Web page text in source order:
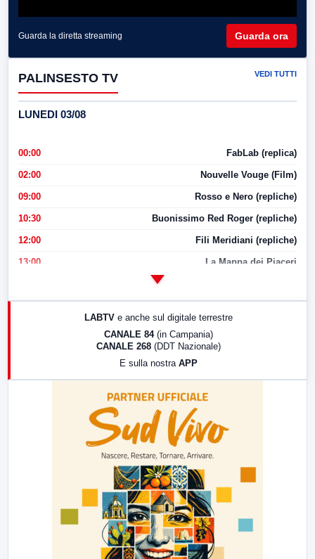
Guarda la diretta streaming Guarda ora
PALINSESTO TV VEDI TUTTI
LUNEDI 03/08
00:00 FabLab (replica)
02:00 Nouvelle Vouge (Film)
09:00 Rosso e Nero (repliche)
10:30 Buonissimo Red Roger (repliche)
12:00 Fili Meridiani (repliche)
13:00 La Mappa dei Piaceri
LABTV e anche sul digitale terrestre
CANALE 84 (in Campania)
CANALE 268 (DDT Nazionale)
E sulla nostra APP